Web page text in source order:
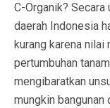
C-Organik?
daerah Indonesia
kurang karena nilai
pertumbuhan
mengibaratkan
mungkin